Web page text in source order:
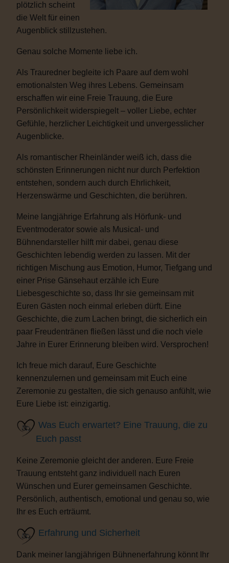
plötzlich scheint
die Welt für einen
Augenblick stillzustehen.
Genau solche Momente liebe ich.
Als Trauredner begleite ich Paare auf dem wohl
emotionalsten Weg ihres Lebens. Gemeinsam
erschaffen wir eine Freie Trauung, die Eure
Persönlichkeit widerspiegelt – voller Liebe, echter
Gefühle, herzlicher Leichtigkeit und unvergesslicher
Augenblicke.
Als romantischer Rheinländer weiß ich, dass die
schönsten Erinnerungen nicht nur durch Perfektion
entstehen, sondern auch durch Ehrlichkeit,
Herzenswärme und Geschichten, die berühren.
Meine langjährige Erfahrung als Hörfunk- und
Eventmoderator sowie als Musical- und
Bühnendarsteller hilft mir dabei, genau diese
Geschichten lebendig werden zu lassen. Mit der
richtigen Mischung aus Emotion, Humor, Tiefgang und
einer Prise Gänsehaut erzähle ich Eure
Liebesgeschichte so, dass Ihr sie gemeinsam mit
Euren Gästen noch einmal erleben dürft. Eine
Geschichte, die zum Lachen bringt, die sicherlich ein
paar Freudentränen fließen lässt und die noch viele
Jahre in Eurer Erinnerung bleiben wird. Versprochen!
Ich freue mich darauf, Eure Geschichte
kennenzulernen und gemeinsam mit Euch eine
Zeremonie zu gestalten, die sich genauso anfühlt, wie
Eure Liebe ist: einzigartig.
Was Euch erwartet? Eine Trauung, die zu
Euch passt
Keine Zeremonie gleicht der anderen. Eure Freie
Trauung entsteht ganz individuell nach Euren
Wünschen und Eurer gemeinsamen Geschichte.
Persönlich, authentisch, emotional und genau so, wie
Ihr es Euch erträumt.
Erfahrung und Sicherheit
Dank meiner langjährigen Bühnenerfahrung könnt Ihr